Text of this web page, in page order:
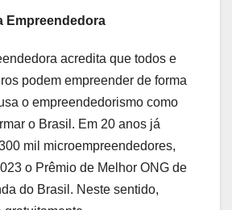
Empreendedora
acredita que todos e
podem empreender de forma
o empreendedorismo como
o Brasil. Em 20 anos já
mil microempreendedores,
o Prêmio de Melhor ONG de
do Brasil. Neste sentido,